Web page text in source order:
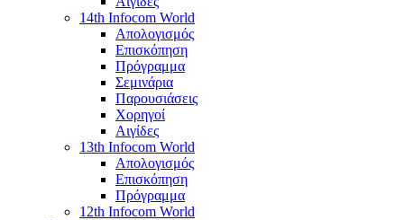
14th Infocom World
Απολογισμός
Επισκόπηση
Πρόγραμμα
Σεμινάρια
Παρουσιάσεις
Χορηγοί
Αιγίδες
13th Infocom World
Απολογισμός
Επισκόπηση
Πρόγραμμα
12th Infocom World